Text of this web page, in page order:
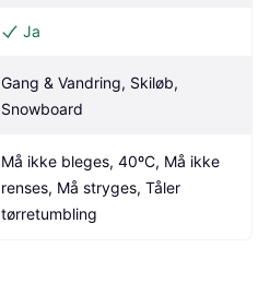
Ja
Gang & Vandring, Skiløb,
Snowboard
Må ikke bleges, 40ºC, Må ikke
renses, Må stryges, Tåler
tørretumbling